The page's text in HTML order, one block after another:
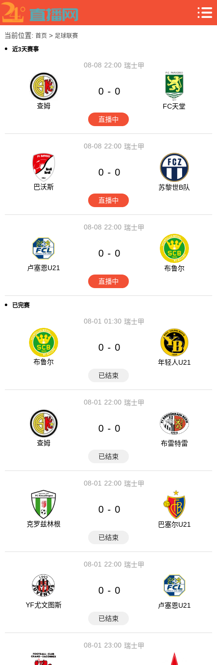
当前位置: 首页> 足球联赛
近3天赛事
22:00
08-08 瑞士甲
查姆
0 - 0
FC天堂
直播中
22:00
08-08 瑞士甲
巴沃斯
0 - 0
苏黎世B队
直播中
22:00
08-08 瑞士甲
卢塞恩U21
0 - 0
布鲁尔
直播中
已完赛
01:30
08-01 瑞士甲
布鲁尔
0 - 0
年轻人U21
已结束
22:00
08-01 瑞士甲
查姆
0 - 0
布雷特雷
已结束
22:00
08-01 瑞士甲
克罗兹林根
0 - 0
巴塞尔U21
已结束
22:00
08-01 瑞士甲
YF尤文图斯
0 - 0
卢塞恩U21
已结束
23:00
08-01 瑞士甲